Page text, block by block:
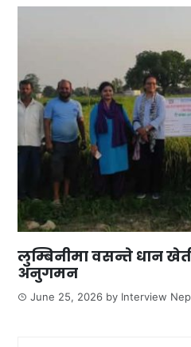
लुम्बिनीमा वसन्ते धान
अनुगमन
June 25, 2026 by Interview